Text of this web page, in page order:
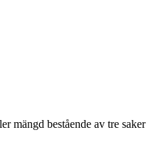
mängd bestående av tre saker